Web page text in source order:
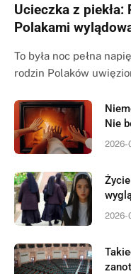
Ucieczka z
Polakami
To była noc pełna
rodzin Polaków
Nie
2026-
2026-